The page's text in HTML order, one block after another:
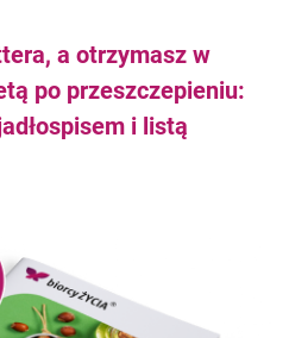
a otrzymasz w
po przeszczepieniu:
i listą